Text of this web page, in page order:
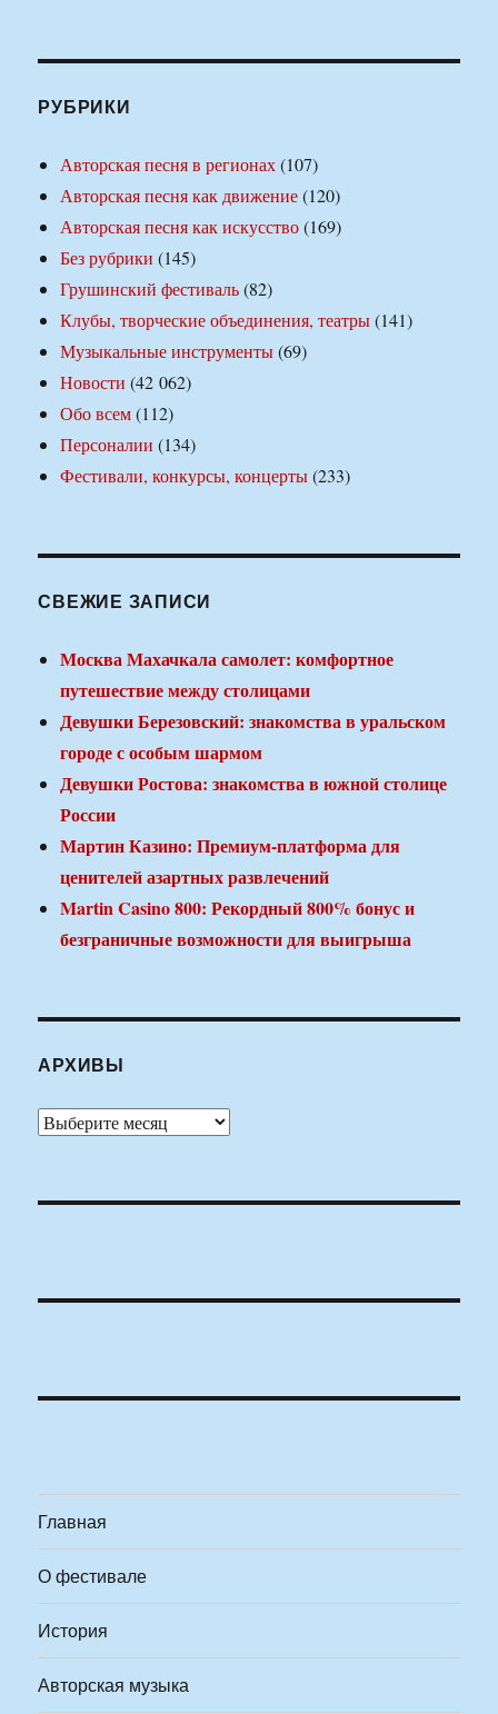
РУБРИКИ
Авторская песня в регионах(107)
Авторская песня как движение(120)
Авторская песня как искусство(169)
Без рубрики (145)
Грушинский фестиваль(82)
Клубы, творческие объединения, театры(141)
Музыкальные инструменты(69)
Новости (42 062)
Обо всем(112)
Персоналии (134)
Фестивали, конкурсы, концерты(233)
СВЕЖИЕ ЗАПИСИ
Москва Махачкала самолет: комфортное
путешествие между столицами
Девушки Березовский: знакомства в уральском
городе с особым шармом
Девушки Ростова: знакомства в южной столице
России
Мартин Казино: Премиум-платформа для
ценителей азартных развлечений
Martin Casino 800: Рекордный 800% бонус и
безграничные возможности для выигрыша
АРХИВЫ
Архивы
Главная
О фестивале
История
Авторская музыка